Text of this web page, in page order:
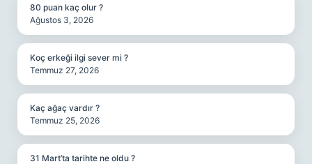
80 puan kaç olur ?
Ağustos 3, 2026
Koç erkeği ilgi sever mi ?
Temmuz 27, 2026
Kaç ağaç vardır ?
Temmuz 25, 2026
31 Mart’ta tarihte ne oldu ?